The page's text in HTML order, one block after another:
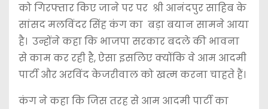
को गिरफ्तार किए जाने पर पर श्री आनंदपुर साहिब के
सांसद मलविंदर सिंह कंग का बड़ा बयान सामने आया
है। उन्होंने कहा कि भाजपा सरकार बदले की भावना
से काम कर रही है, ऐसा इसलिए क्योंकि वे आम आदमी
पार्टी और अरविंद केजरीवाल को खत्म करना चाहते हैं।
कंग ने कहा कि जिस तरह से आम आदमी पार्टी का